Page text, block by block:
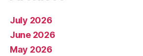
July 2026
June 2026
May 2026